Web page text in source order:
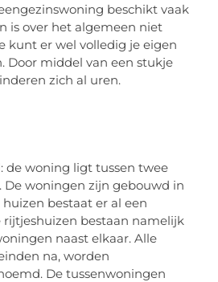
beschikt vaak
is over het algemeen niet
kunt er wel volledig je eigen
Door middel van een stukje
zich al uren.
de woning ligt tussen twee
De woningen zijn gebouwd in
bestaat er al een
rijtjeshuizen bestaan namelijk
naast elkaar. Alle
na, worden
De tussenwoningen